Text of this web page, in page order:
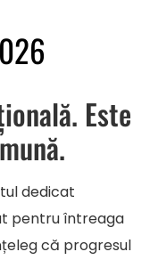
Este
dedicat
pentru întreaga
că progresul